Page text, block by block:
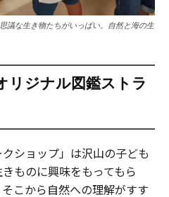
議な生き物たちがいっぱい。自然と海の生
リジナル図鑑ストラ
ショップ」は沢山の子ども
ものに興味をもってもら
こから自然への理解がすす